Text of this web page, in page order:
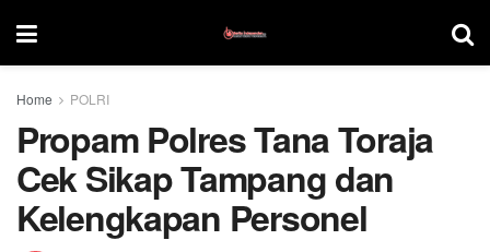
Home POLRI
Propam Polres Tana Toraja
Cek Sikap Tampang dan
Kelengkapan Personel